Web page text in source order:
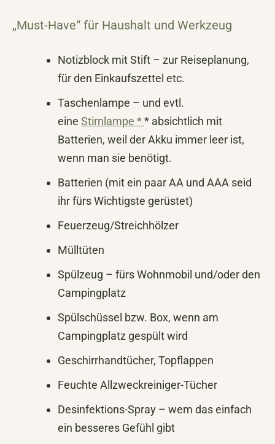
„Must-Have“ für Haushalt und Werkzeug
Notizblock mit Stift – zur Reiseplanung,
für den Einkaufszettel etc.
Taschenlampe – und evtl.
eine Stirnlampe ** absichtlich mit
Batterien, weil der Akku immer leer ist,
wenn man sie benötigt.
Batterien (mit ein paar AA und AAA seid
ihr fürs Wichtigste gerüstet)
Feuerzeug/Streichhölzer
Mülltüten
Spülzeug – fürs Wohnmobil und/oder den
Campingplatz
Spülschüssel bzw. Box, wenn am
Campingplatz gespült wird
Geschirrhandtücher, Topflappen
Feuchte Allzweckreiniger-Tücher
Desinfektions-Spray – wem das einfach
ein besseres Gefühl gibt